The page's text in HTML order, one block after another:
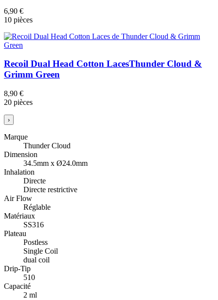
6,90 €
10 pièces
Recoil Dual Head Cotton LacesThunder Cloud &
Grimm Green
8,90 €
20 pièces
›
Marque
Thunder Cloud
Dimension
34.5mm x Ø24.0mm
Inhalation
Directe
Directe restrictive
Air Flow
Réglable
Matériaux
SS316
Plateau
Postless
Single Coil
dual coil
Drip-Tip
510
Capacité
2 ml